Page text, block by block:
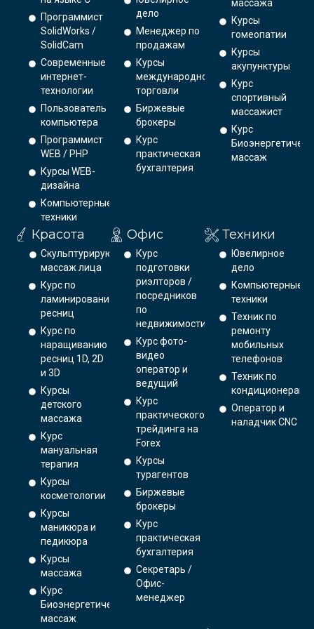
Программист
SolidWorks /
SolidCam
Современные
интернет-
технологии
Пользователь
компьютера
Программист
WEB / PHP
Курсы WEB-
дизайна
Компьютерные
техники
дело
Менеджер по
продажам
Курсы
международной
торговли
Биржевые
брокеры
Курс
практическая
бухгалтерия
массажа
Курсы
гомеопатии
Курсы
акупунктуры
Курс
спортивный
массажист
Курс
массаж
Красота
Скульптурирующий
массаж лица
Курс по
ламинированию
ресниц
Курс по
наращиванию
ресниц 1D, 2D
и 3D
Курсы
детского
массажа
Курс
мануальная
терапия
Курсы
косметологии
Курсы
маникюра и
педикюра
Курсы
массажа
Курс
Биоэнергетический
массаж
Офис
Курс
подготовки
риэлторов /
посредников
по
недвижимости
Курс фото-
видео
оператор и
ведущий
Курс
практического
трейдинга на
Forex
Курсы
турагентов
Биржевые
брокеры
Курс
практическая
бухгалтерия
Секретарь /
Офис-
менеджер
Техники
Ювелирное
дело
Компьютерные
техники
Техник по
ремонту
мобильных
телефонов
Техник по
кондиционерам
Оператор и
наладчик CNC